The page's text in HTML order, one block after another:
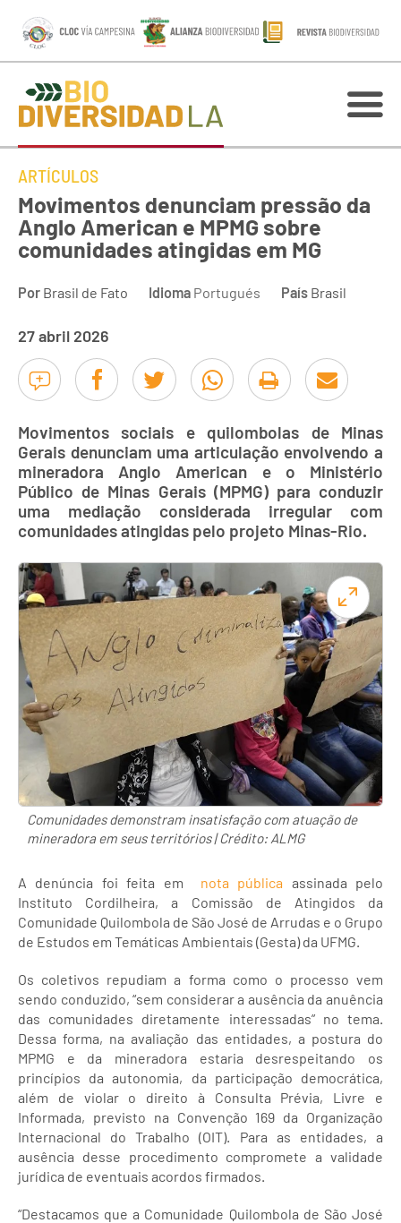
ARTÍCULOS
Movimentos denunciam pressão da
Anglo American e MPMG sobre
comunidades atingidas em MG
Por Brasil de Fato Idioma Portugués País Brasil
27 abril 2026
Movimentos sociais e quilombolas de Minas
Gerais denunciam uma articulação envolvendo a
mineradora Anglo American e o Ministério
Público de Minas Gerais (MPMG) para conduzir
uma mediação considerada irregular com
comunidades atingidas pelo projeto Minas-Rio.
Comunidades demonstram insatisfação com atuação de
mineradora em seus territórios | Crédito: ALMG
A denúncia foi feita em nota pública assinada pelo
Instituto Cordilheira, a Comissão de Atingidos da
Comunidade Quilombola de São José de Arrudas e o Grupo
de Estudos em Temáticas Ambientais (Gesta) da UFMG.
Os coletivos repudiam a forma como o processo vem
sendo conduzido, “sem considerar a ausência da anuência
das comunidades diretamente interessadas” no tema.
Dessa forma, na avaliação das entidades, a postura do
MPMG e da mineradora estaria desrespeitando os
princípios da autonomia, da participação democrática,
além de violar o direito à Consulta Prévia, Livre e
Informada, previsto na Convenção 169 da Organização
Internacional do Trabalho (OIT). Para as entidades, a
ausência desse procedimento compromete a validade
jurídica de eventuais acordos firmados.
“Destacamos que a Comunidade Quilombola de São José